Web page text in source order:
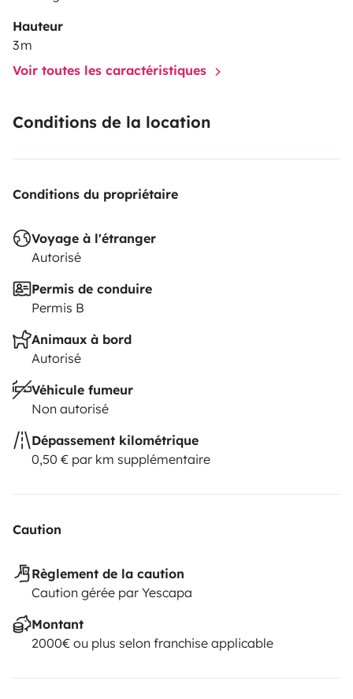
Hauteur
3 m
Voir toutes les caractéristiques
Conditions de la location
Conditions du propriétaire
Voyage à l'étranger
Autorisé
Permis de conduire
Permis B
Animaux à bord
Autorisé
Véhicule fumeur
Non autorisé
Dépassement kilométrique
0,50 € par km supplémentaire
Caution
Règlement de la caution
Caution gérée par Yescapa
Montant
2000€ ou plus selon franchise applicable